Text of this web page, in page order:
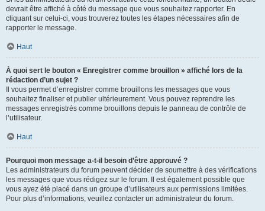
devrait être affiché à côté du message que vous souhaitez rapporter. En
cliquant sur celui-ci, vous trouverez toutes les étapes nécessaires afin de
rapporter le message.
Haut
À quoi sert le bouton « Enregistrer comme brouillon » affiché lors de la
rédaction d’un sujet ?
Il vous permet d’enregistrer comme brouillons les messages que vous
souhaitez finaliser et publier ultérieurement. Vous pouvez reprendre les
messages enregistrés comme brouillons depuis le panneau de contrôle de
l’utilisateur.
Haut
Pourquoi mon message a-t-il besoin d’être approuvé ?
Les administrateurs du forum peuvent décider de soumettre à des vérifications
les messages que vous rédigez sur le forum. Il est également possible que
vous ayez été placé dans un groupe d’utilisateurs aux permissions limitées.
Pour plus d’informations, veuillez contacter un administrateur du forum.